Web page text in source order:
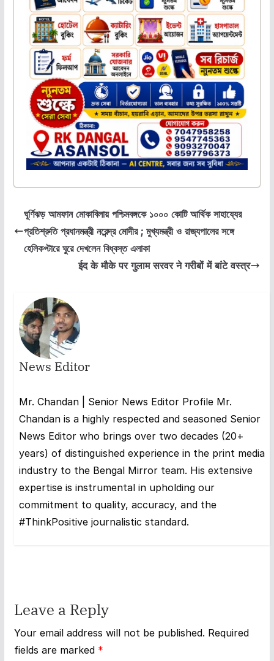
ঘূর্ণিঝড় আমফান মোকাবিলায় পশ্চিমবঙ্গকে ১০০০ কোটি আর্থিক সাহায্যের
প্রতিশ্রুতি প্রধানমন্ত্রী নরেন্দ্র মোদীর ; মুখ্যমন্ত্রী ও রাজ্যপালের সঙ্গে
হেলিকপ্টারে ঘুরে দেখলেন বিধ্বস্ত এলাকা
ईद के मौके पर गुलाम सरवर ने गरीबों में बांटे वस्त्र
News Editor
Mr. Chandan | Senior News Editor Profile Mr.
Chandan is a highly respected and seasoned Senior
News Editor who brings over two decades (20+
years) of distinguished experience in the print media
industry to the Bengal Mirror team. His extensive
expertise is instrumental in upholding our
commitment to quality, accuracy, and the
#ThinkPositive journalistic standard.
Leave a Reply
Your email address will not be published. Required
fields are marked *